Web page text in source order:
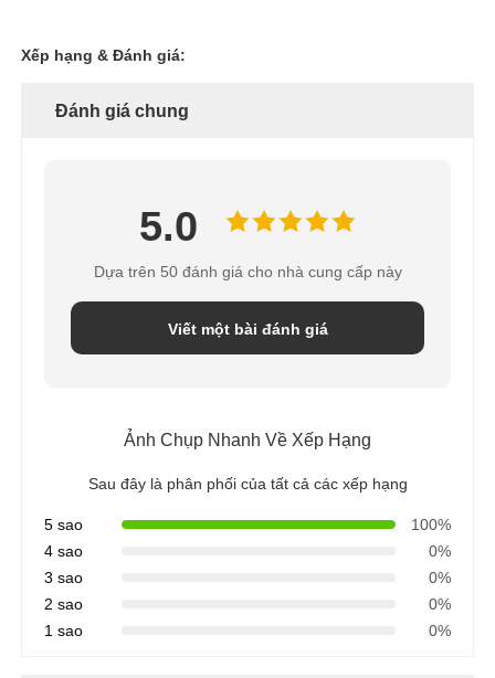
Van điều khiển bộ lọc
Đồng hồ đo dòng chảy
Xếp hạng & Đánh giá:
Đánh giá chung
5.0
Dựa trên 50 đánh giá cho nhà cung cấp này
Viết một bài đánh giá
Ảnh Chụp Nhanh Về Xếp Hạng
Sau đây là phân phối của tất cả các xếp hạng
5 sao
100%
4 sao
0%
3 sao
0%
2 sao
0%
1 sao
0%